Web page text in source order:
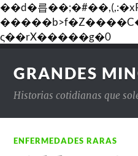
��d�릅��
ς��rX�����g�0
GRANDES
Historias cotidianas que
ENFERMEDADES RARAS